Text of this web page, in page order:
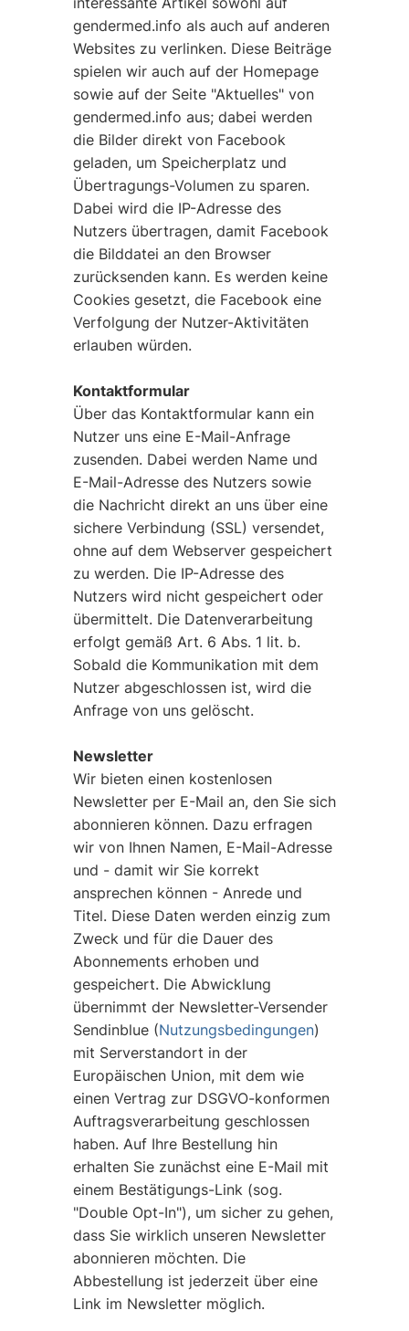
gendermed.info als auch auf anderen
Websites zu verlinken. Diese Beiträge
spielen wir auch auf der Homepage
sowie auf der Seite "Aktuelles" von
gendermed.info aus; dabei werden
die Bilder direkt von Facebook
geladen, um Speicherplatz und
Übertragungs-Volumen zu sparen.
Dabei wird die IP-Adresse des
Nutzers übertragen, damit Facebook
die Bilddatei an den Browser
zurücksenden kann. Es werden keine
Cookies gesetzt, die Facebook eine
Verfolgung der Nutzer-Aktivitäten
erlauben würden.
Kontaktformular
Über das Kontaktformular kann ein
Nutzer uns eine E-Mail-Anfrage
zusenden. Dabei werden Name und
E-Mail-Adresse des Nutzers sowie
die Nachricht direkt an uns über eine
sichere Verbindung (SSL) versendet,
ohne auf dem Webserver gespeichert
zu werden. Die IP-Adresse des
Nutzers wird nicht gespeichert oder
übermittelt. Die Datenverarbeitung
erfolgt gemäß Art. 6 Abs. 1 lit. b.
Sobald die Kommunikation mit dem
Nutzer abgeschlossen ist, wird die
Anfrage von uns gelöscht.
Newsletter
Wir bieten einen kostenlosen
Newsletter per E-Mail an, den Sie sich
abonnieren können. Dazu erfragen
wir von Ihnen Namen, E-Mail-Adresse
und - damit wir Sie korrekt
ansprechen können - Anrede und
Titel. Diese Daten werden einzig zum
Zweck und für die Dauer des
Abonnements erhoben und
gespeichert. Die Abwicklung
übernimmt der Newsletter-Versender
Sendinblue (Nutzungsbedingungen)
mit Serverstandort in der
Europäischen Union, mit dem wie
einen Vertrag zur DSGVO-konformen
Auftragsverarbeitung geschlossen
haben. Auf Ihre Bestellung hin
erhalten Sie zunächst eine E-Mail mit
einem Bestätigungs-Link (sog.
"Double Opt-In"), um sicher zu gehen,
dass Sie wirklich unseren Newsletter
abonnieren möchten. Die
Abbestellung ist jederzeit über eine
Link im Newsletter möglich.